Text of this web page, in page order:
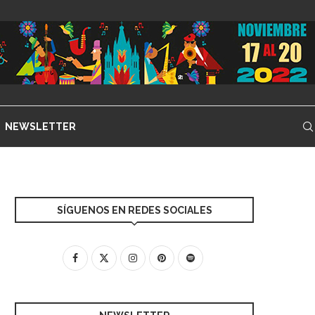
NEWSLETTER
SÍGUENOS EN REDES SOCIALES